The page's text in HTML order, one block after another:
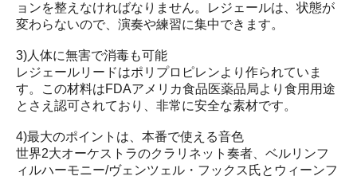
ョンを整えなければなりません。レジェールは、状態が
変わらないので、演奏や練習に集中できます。
3)人体に無害で消毒も可能
レジェールリードはポリプロピレンより作られていま
す。この材料はFDAアメリカ食品医薬品局より食用用途
とさえ認可されており、非常に安全な素材です。
4)最大のポイントは、本番で使える音色
世界2大オーケストラのクラリネット奏者、ベルリンフ
ィルハーモニー/ヴェンツェル・フックス氏とウィーンフ